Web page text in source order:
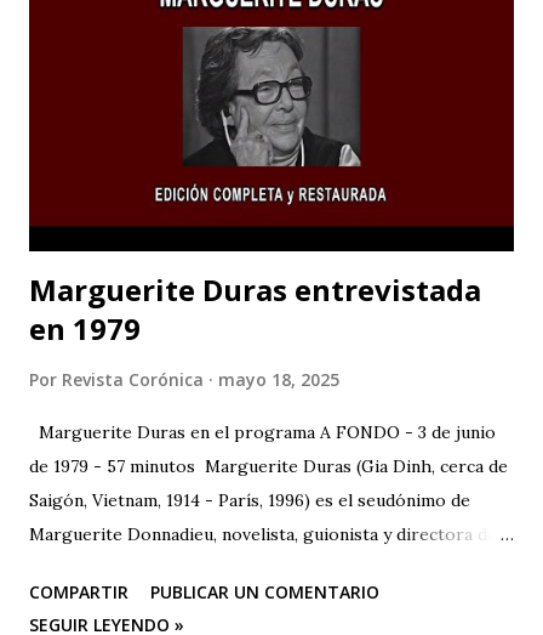
luchar por la protección de nuestros ríos. Las funciones
serán en CASA TEA del 22 al 31 de mayo (de jueves a sábado).
La contaminación del agua es uno de los principales
problemas que enfrentan las comunidades que viven cerca
de los ríos; pero no solo eso, la cantidad de químicos que
son usados en la minería están afectando la salud de todas ...
Marguerite Duras entrevistada
en 1979
Por Revista Corónica mayo 18, 2025
Marguerite Duras en el programa A FONDO - 3 de junio
de 1979 - 57 minutos Marguerite Duras (Gia Dinh, cerca de
Saigón, Vietnam, 1914 - París, 1996) es el seudónimo de
Marguerite Donnadieu, novelista, guionista y directora de
derecho, matemáticas y ciencias políticas. En 1943 publicó
COMPARTIR
PUBLICAR UN COMENTARIO
SEGUIR LEYENDO »